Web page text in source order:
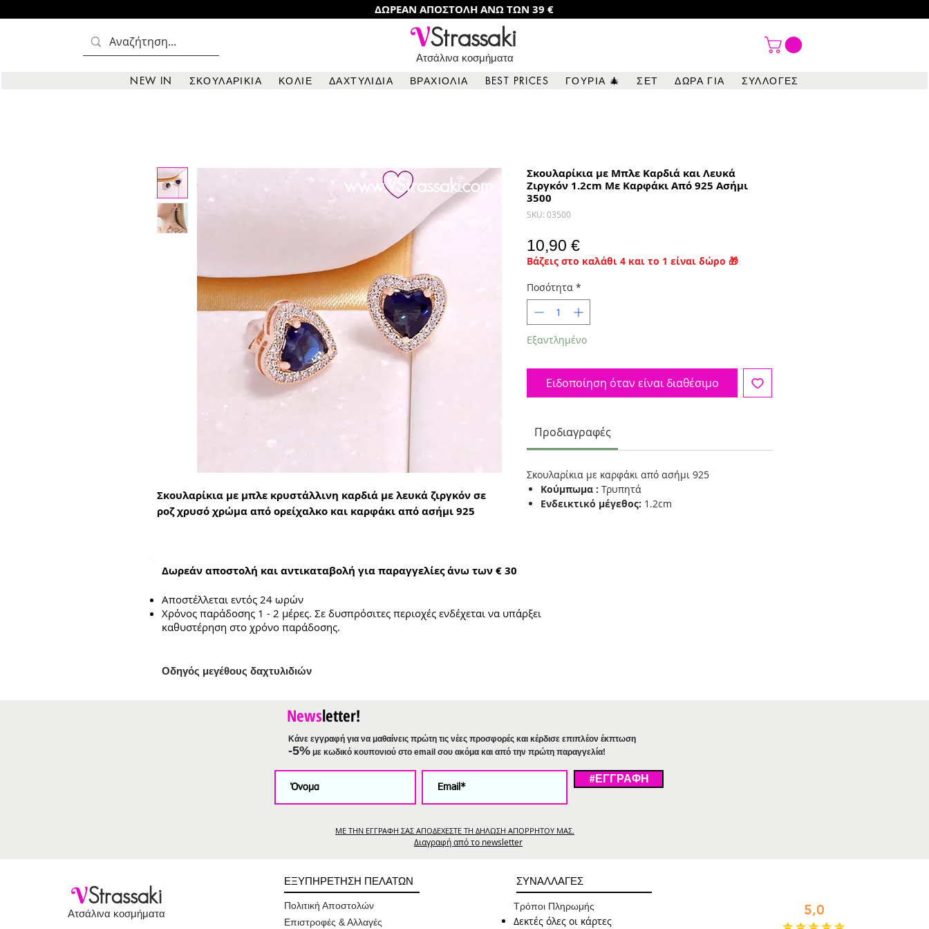
ΔΩΡΕΑΝ ΑΠΟΣΤΟΛΗ ΑΝΩ ΤΩΝ 39 €
VStrassaki
Ατσάλινα κοσμήματα
NEW IN ΣΚΟΥΛΑΡΙΚΙΑ ΚΟΛΙΕ ΔΑΧΤΥΛΙΔΙΑ ΒΡΑΧΙΟΛΙΑ BEST PRICES ΓΟΥΡΙΑ 🎄 ΣΕΤ ΔΩΡΑ ΓΙΑ ΣΥΛΛΟΓΕΣ
Σκουλαρίκια με μπλε κρυστάλλινη καρδιά με λευκά ζιργκόν σε
ροζ χρυσό χρώμα από ορείχαλκο και καρφάκι από ασήμι 925
Σκουλαρίκια με Μπλε Καρδιά και Λευκά
Ζιργκόν 1.2cm Με Καρφάκι Από 925 Ασήμι
3500
SKU: 03500
10,90 €Τιμή
Βάζεις στο καλάθι 4 και το 1 είναι δώρο 🎁
Ποσότητα *
Εξαντλημένο
Ειδοποίηση όταν είναι διαθέσιμο
Προδιαγραφές
Σκουλαρίκια με καρφάκι από ασήμι 925
Κούμπωμα : Τρυπητά
Ενδεικτικό μέγεθος: 1.2cm
Δωρεάν αποστολή και αντικαταβολή για παραγγελίες άνω των € 30
Αποστέλλεται εντός 24 ωρών
Χρόνος παράδοσης 1 - 2 μέρες. Σε δυσπρόσιτες περιοχές ενδέχεται να υπάρξει
καθυστέρηση στο χρόνο παράδοσης.
Οδηγός μεγέθους δαχτυλιδιών
Newsletter!
Κάνε εγγραφή για να μαθαίνεις πρώτη τις νέες προσφορές και κέρδισε επιπλέον έκπτωση
-5% με κωδικό κουπονιού στο email σου ακόμα και από την πρώτη παραγγελία!
#ΕΓΓΡΑΦΗ
ΜΕ ΤΗΝ ΕΓΓΡΑΦΗ ΣΑΣ ΑΠΟΔΕΧΕΣΤΕ ΤΗ ΔΗΛΩΣΗ ΑΠΟΡΡΗΤΟΥ ΜΑΣ.
Διαγραφή από το newsletter
VStrassaki
Ατσάλινα κοσμήματα
ΕΞΥΠΗΡΕΤΗΣΗ ΠΕΛΑΤΩΝ
Πολιτική Αποστολών
Επιστροφές & Αλλαγές
ΣΥΝΑΛΛΑΓΕΣ
Τρόποι Πληρωμής
Δεκτές όλες οι κάρτες
5,0